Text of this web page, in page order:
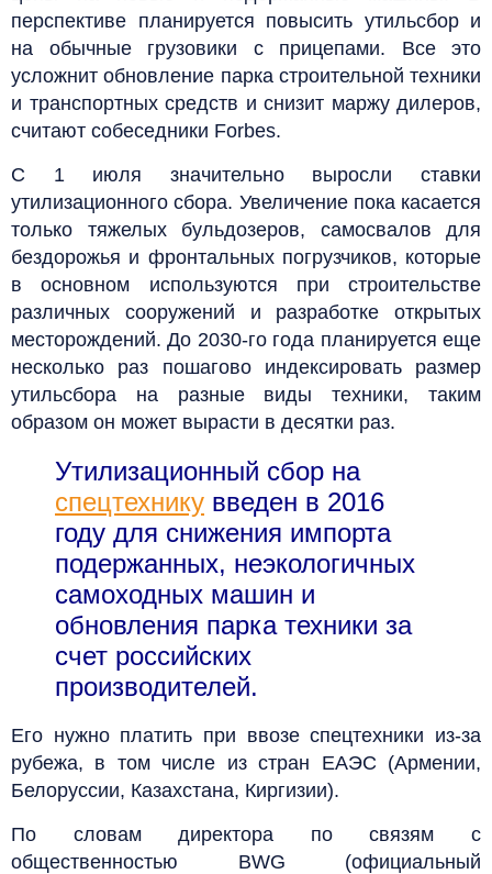
перспективе планируется повысить утильсбор и
на обычные грузовики с прицепами. Все это
усложнит обновление парка строительной техники
и транспортных средств и снизит маржу дилеров,
считают собеседники Forbes.
С 1 июля значительно выросли ставки
утилизационного сбора. Увеличение пока касается
только тяжелых бульдозеров, самосвалов для
бездорожья и фронтальных погрузчиков, которые
в основном используются при строительстве
различных сооружений и разработке открытых
месторождений. До 2030-го года планируется еще
несколько раз пошагово индексировать размер
утильсбора на разные виды техники, таким
образом он может вырасти в десятки раз.
Утилизационный сбор на
спецтехнику введен в 2016
году для снижения импорта
подержанных, неэкологичных
самоходных машин и
обновления парка техники за
счет российских
производителей.
Его нужно платить при ввозе спецтехники из-за
рубежа, в том числе из стран ЕАЭС (Армении,
Белоруссии, Казахстана, Киргизии).
По словам директора по связям с
общественностью BWG (официальный